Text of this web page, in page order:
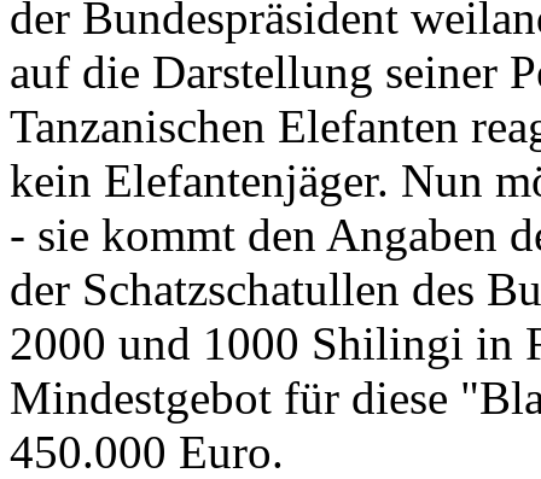
der Bundespräsident
auf die Darstellung seiner
Tanzanischen Elefanten
kein Elefantenjäger. Nun
- sie kommt den Angaben
der Schatzschatullen des
2000 und 1000 Shilingi in
Mindestgebot für diese
450.000 Euro.